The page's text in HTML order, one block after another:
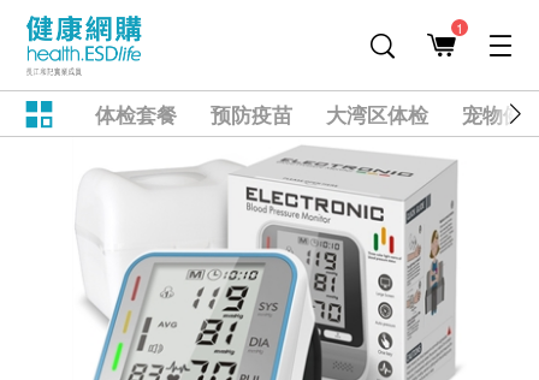
1
体检套餐 预防疫苗 大湾区体检 宠物健